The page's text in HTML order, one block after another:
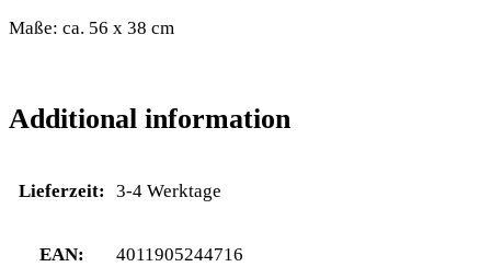
Maße: ca. 56 x 38 cm
Additional information
Lieferzeit: 3-4 Werktage
EAN: 4011905244716